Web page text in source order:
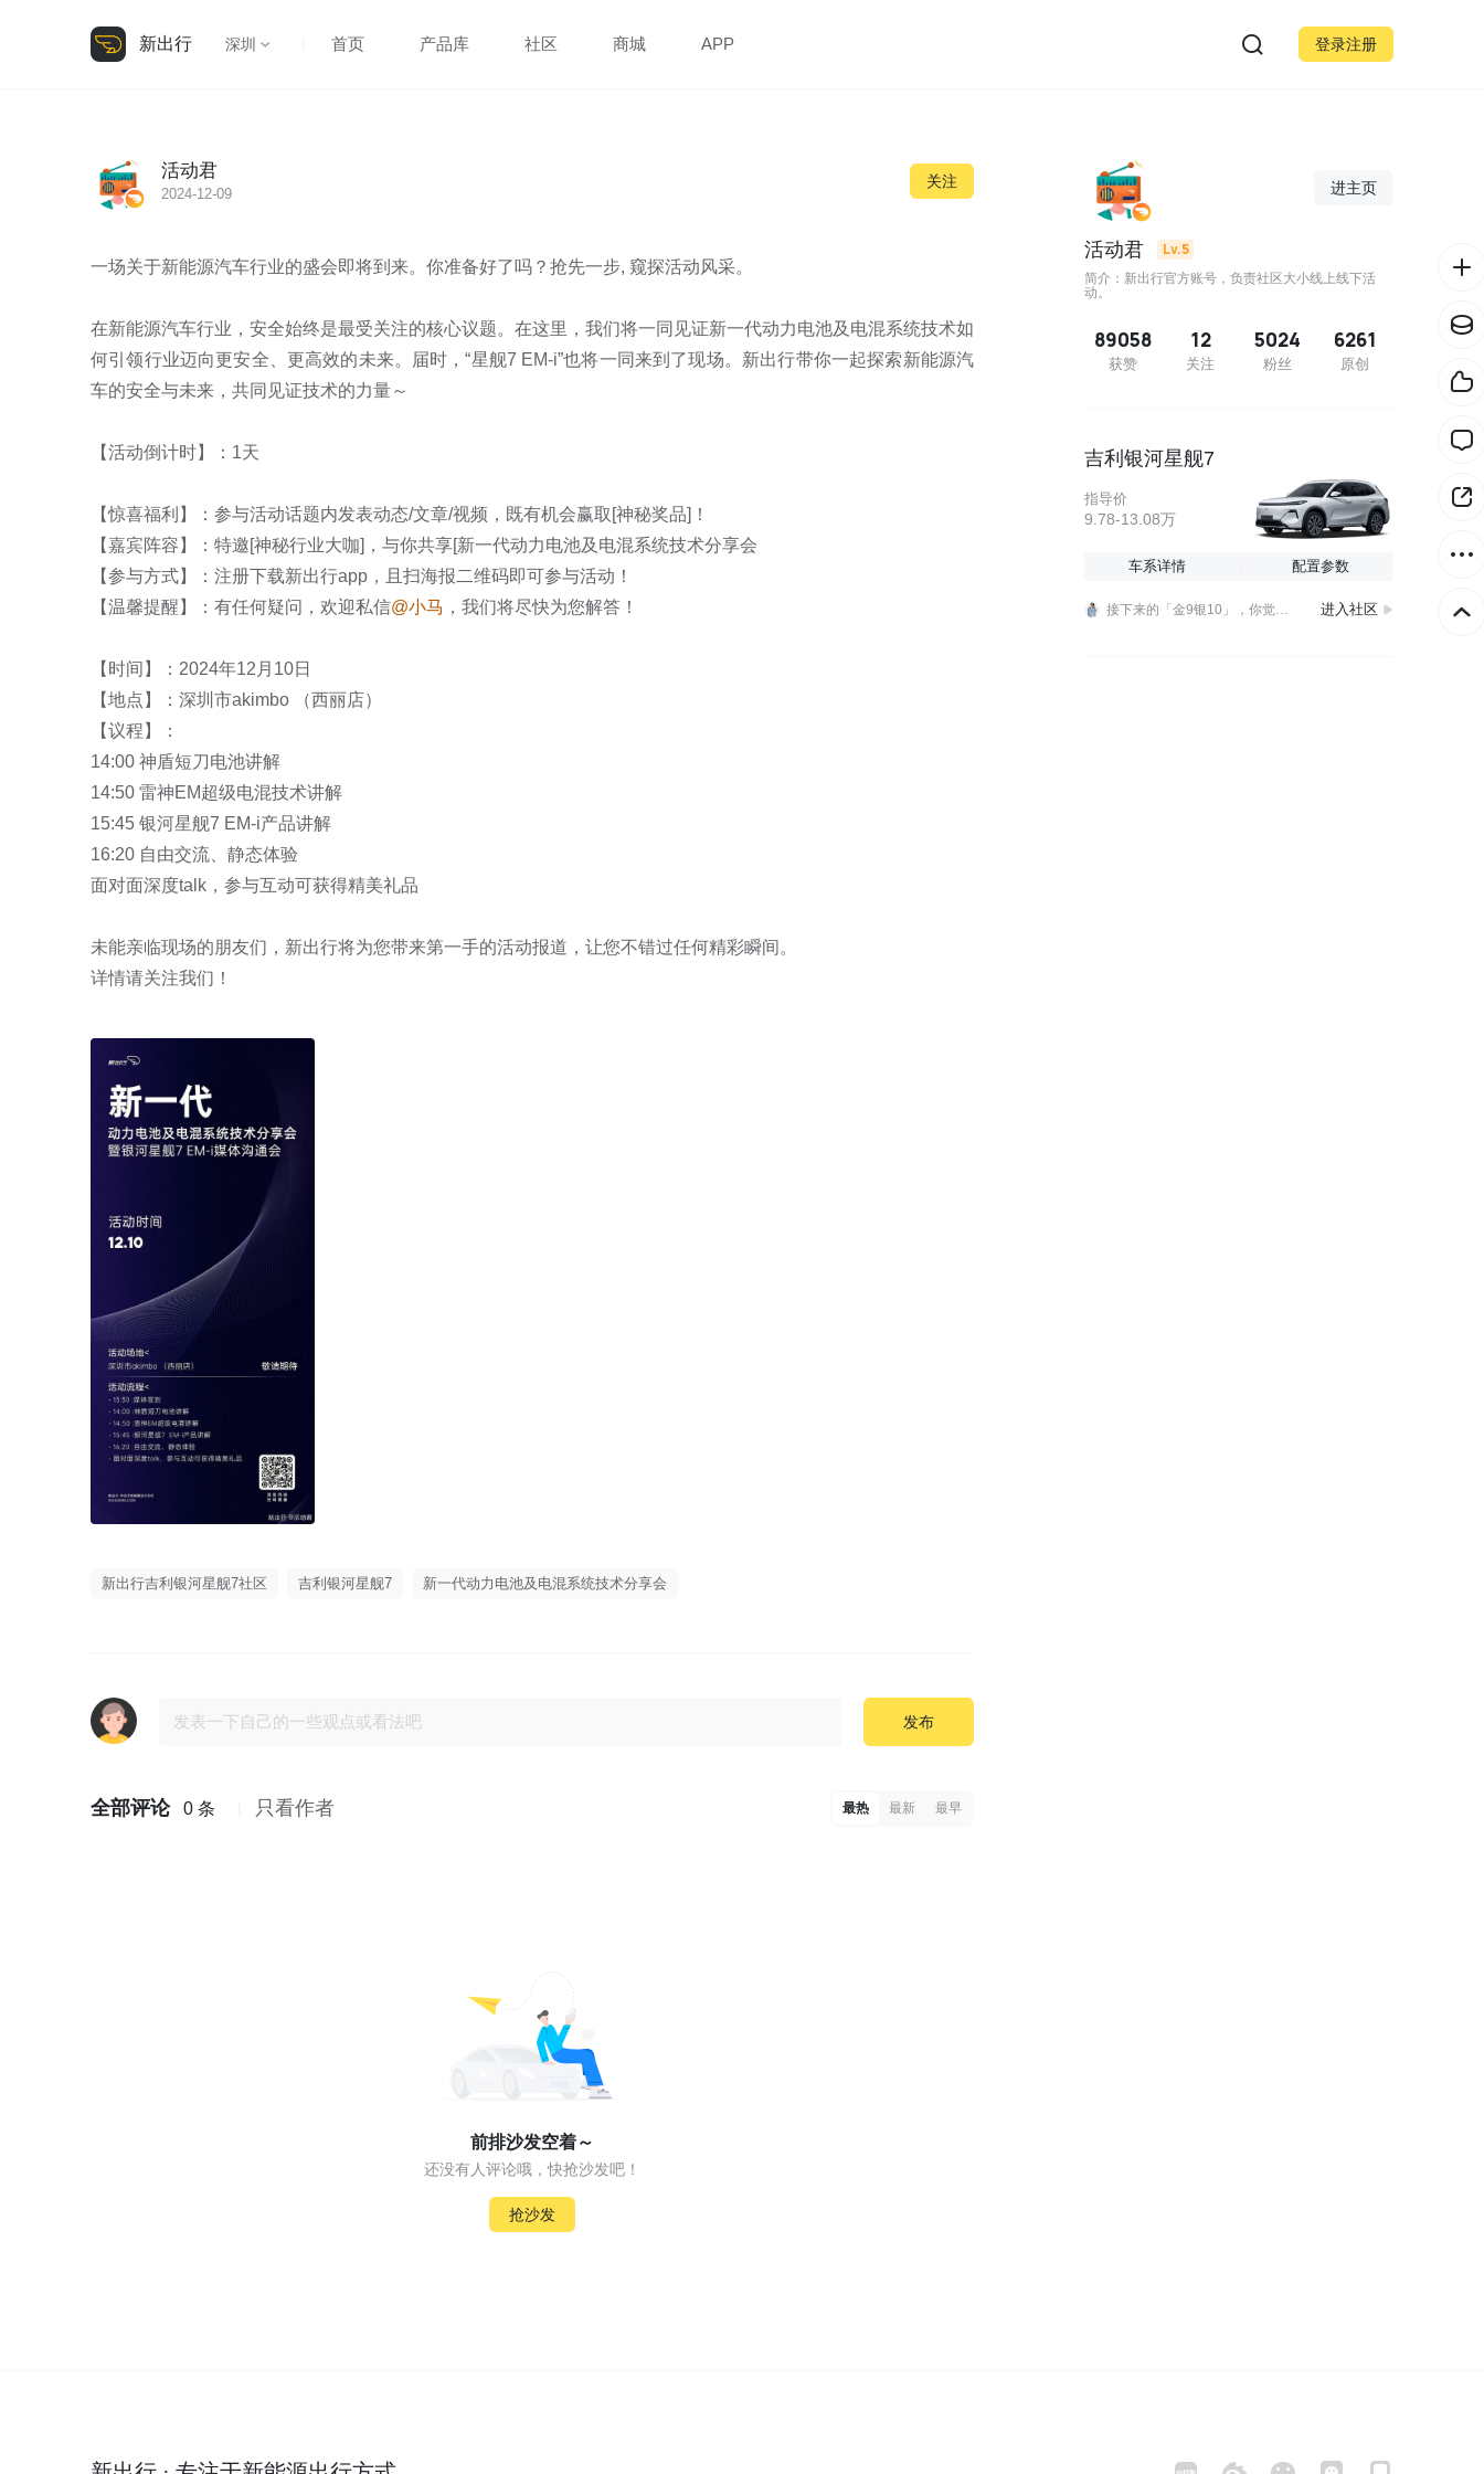
新出行 深圳 首页 产品库 社区 商城 APP 登录注册
活动君
2024-12-09
关注
一场关于新能源汽车行业的盛会即将到来。你准备好了吗？抢先一步, 窥探活动风采。
在新能源汽车行业，安全始终是最受关注的核心议题。在这里，我们将一同见证新一代动力电池及电混系统技术如
何引领行业迈向更安全、更高效的未来。届时，“星舰7 EM-i”也将一同来到了现场。新出行带你一起探索新能源汽
车的安全与未来，共同见证技术的力量～
【活动倒计时】：1天
【惊喜福利】：参与活动话题内发表动态/文章/视频，既有机会赢取[神秘奖品]！
【嘉宾阵容】：特邀[神秘行业大咖]，与你共享[新一代动力电池及电混系统技术分享会
【参与方式】：注册下载新出行app，且扫海报二维码即可参与活动！
【温馨提醒】：有任何疑问，欢迎私信@小马 ，我们将尽快为您解答！
【时间】：2024年12月10日
【地点】：深圳市akimbo （西丽店）
【议程】：
14:00 神盾短刀电池讲解
14:50 雷神EM超级电混技术讲解
15:45 银河星舰7 EM-i产品讲解
16:20 自由交流、静态体验
面对面深度talk，参与互动可获得精美礼品
未能亲临现场的朋友们，新出行将为您带来第一手的活动报道，让您不错过任何精彩瞬间。
详情请关注我们！
新出行吉利银河星舰7社区 吉利银河星舰7 新一代动力电池及电混系统技术分享会
发布
全部评论 0 条 只看作者 最热 最新 最早
前排沙发空着～
还没有人评论哦，快抢沙发吧！
抢沙发
进主页
活动君 Lv.5
简介：新出行官方账号，负责社区大小线上线下活
动。
89058
获赞
12
关注
5024
粉丝
6261
原创
吉利银河星舰7
指导价
9.78-13.08万
车系详情 配置参数
银河战舰700，凭什么惊艳米兰？
接下来的「金9银10」，你觉得车企应该把宣传重心放在耐久上还是创新上，耐用吧安全也是，这都是比较固定的话题。
进入社区